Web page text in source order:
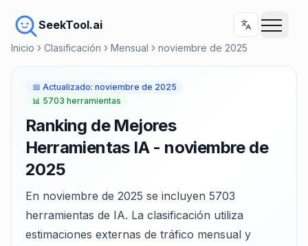
SeekTool.ai
Inicio Clasificación Mensual noviembre de 2025
📅 Actualizado: noviembre de 2025
📊 5703 herramientas
Ranking de Mejores
Herramientas IA - noviembre de
2025
En noviembre de 2025 se incluyen 5703
herramientas de IA. La clasificación utiliza
estimaciones externas de tráfico mensual y